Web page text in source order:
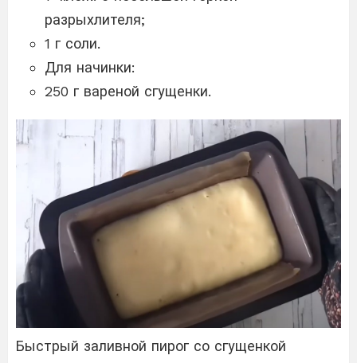
разрыхлителя;
1 г соли.
Для начинки:
250 г вареной сгущенки.
Быстрый заливной пирог со сгущенкой